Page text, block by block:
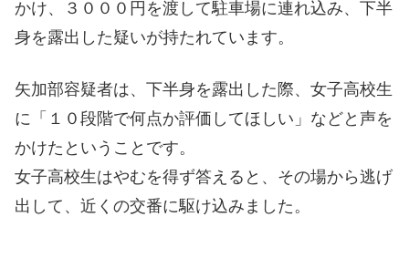
かけ、３０００円を渡して駐車場に連れ込み、下半
身を露出した疑いが持たれています。
矢加部容疑者は、下半身を露出した際、女子高校生
に「１０段階で何点か評価してほしい」などと声を
かけたということです。
女子高校生はやむを得ず答えると、その場から逃げ
出して、近くの交番に駆け込みました。